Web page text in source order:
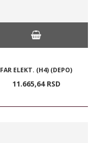
FAR ELEKT. (H4) (DEPO)
11.665,64 RSD